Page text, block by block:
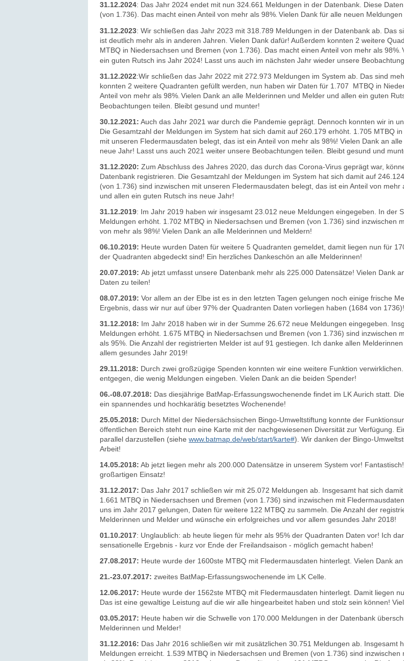
31.12.2024: Das Jahr 2024 endet mit nun 324.661 Meldungen in der Datenbank. Diese
(von 1.736). Das macht einen Anteil von mehr als 98%. Vielen Dank für alle neuen
31.12.2023: Wir schließen das Jahr 2023 mit 318.789 Meldungen in der Datenbank ab. Das
ist deutlich mehr als in anderen Jahren. Vielen Dank dafür! Außerdem konnten 2 weitere
MTBQ in Niedersachsen und Bremen (von 1.736). Das macht einen Anteil von mehr als 98%.
ein guten Rutsch ins Jahr 2024! Lasst uns auch im nächsten Jahr wieder unsere
31.12.2022:Wir schließen das Jahr 2022 mit 272.973 Meldungen im System ab. Das sind
konnten 2 weitere Quadranten gefüllt werden, nun haben wir Daten für 1.707 MTBQ in
Anteil von mehr als 98%. Vielen Dank an alle Melderinnen und Melder und allen ein guten
Beobachtungen teilen.
Bleibt gesund und munter!
30.12.2021: Auch das Jahr 2021 war durch die Pandemie geprägt. Dennoch konnten wir in
Die Gesamtzahl der Meldungen im System hat sich damit auf 260.179 erhöht. 1.705 MTBQ
mit unseren Fledermausdaten belegt, das ist ein Anteil von mehr als 98%! Vielen Dank an
neue Jahr! Lasst uns auch 2021 weiter unsere Beobachtungen teilen.
Bleibt gesund und
31.12.2020: Zum Abschluss des Jahres 2020, das durch das Corona-Virus geprägt war,
Datenbank registrieren. Die Gesamtzahl der Meldungen im System hat sich damit auf
(von 1.736) sind inzwischen mit unseren Fledermausdaten belegt, das ist ein Anteil von
und allen ein guten Rutsch ins neue Jahr!
31.12.2019: Im Jahr 2019 haben wir insgesamt 23.012 neue Meldungen eingegeben. In der
Meldungen erhöht. 1.702 MTBQ in Niedersachsen und Bremen (von 1.736) sind inzwischen
von mehr als 98%! Vielen Dank an alle Melderinnen und Meldern!
06.10.2019: Heute wurden Daten für weitere 5 Quadranten gemeldet, damit liegen nun für
der Quadranten abgedeckt sind! Ein herzliches Dankeschön an alle Melderinnen!
20.07.2019: Ab jetzt umfasst unsere Datenbank mehr als 225.000 Datensätze! Vielen Dank
Daten zu teilen!
08.07.2019: Vor allem an der Elbe ist es in den letzten Tagen gelungen noch einige frische
Ergebnis, dass wir nur auf über 97% der Quadranten Daten vorliegen haben (1684 von
31.12.2018: Im Jahr 2018 haben wir in der Summe 26.672 neue Meldungen eingegeben.
Meldungen erhöht. 1.675 MTBQ in Niedersachsen und Bremen (von 1.736) sind inzwischen
als 95%. Die Anzahl der registrierten Melder ist auf 91 gestiegen. Ich danke allen
allem gesundes Jahr 2019!
29.11.2018: Durch zwei großzügige Spenden konnten wir eine weitere Funktion
entgegen, die wenig Meldungen eingeben. Vielen Dank an die beiden Spender!
06.-08.07.2018: Das diesjährige BatMap-Erfassungswochenende findet im LK Aurich statt.
ein spannendes und hochkarätig besetztes Wochenende!
25.05.2018: Durch Mittel der Niedersächsischen Bingo-Umweltstiftung konnte der
öffentlichen Bereich steht nun eine Karte mit der nachgewiesenen Diversität zur Verfügung.
parallel darzustellen (siehe www.batmap.de/web/start/karte#) . Wir danken der Bingo-
Arbeit!
14.05.2018: Ab jetzt liegen mehr als 200.000 Datensätze in unserem System vor!
großartigen Einsatz!
31.12.2017: Das Jahr 2017 schließen wir mit 25.072 Meldungen ab. Insgesamt hat sich
1.661 MTBQ in Niedersachsen und Bremen (von 1.736) sind inzwischen mit
uns im Jahr 2017 gelungen, Daten für weitere 122 MTBQ zu sammeln. Die Anzahl der
Melderinnen und Melder und wünsche ein erfolgreiches und vor allem gesundes Jahr 2018!
01.10.2017: Unglaublich: ab heute liegen für mehr als 95% der Quadranten Daten vor! Ich
sensationelle Ergebnis - kurz vor Ende der Freilandsaison - möglich gemacht haben!
27.08.2017: Heute wurde der 1600ste MTBQ mit Fledermausdaten hinterlegt. Vielen Dank
21.-23.07.2017: zweites BatMap-Erfassungswochenende im LK Celle.
12.06.2017: Heute wurde der 1562ste MTBQ mit Fledermausdaten hinterlegt. Damit liegen
Das ist eine gewaltige Leistung auf die wir alle hingearbeitet haben und stolz sein können!
03.05.2017: Heute haben wir die Schwelle von 170.000 Meldungen in der Datenbank
Melderinnen und Melder!
31.12.2016: Das Jahr 2016 schließen wir mit zusätzlichen 30.751 Meldungen ab. Insgesamt
Meldungen erreicht. 1.539 MTBQ in Niedersachsen und Bremen (von 1.736) sind